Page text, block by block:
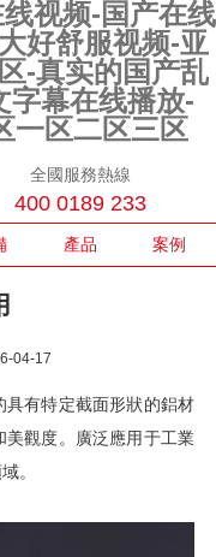
视频-国产在线
好舒服视频-亚
-真实的国产乱
幕在线播放-
一区二区三区
全國服務熱線
400 0189 233
產品 案例
04-17
有特定截面形狀的鋁材
觀度。廣泛應用于工業
。